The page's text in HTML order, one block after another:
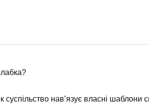
нав’язує власні шаблони